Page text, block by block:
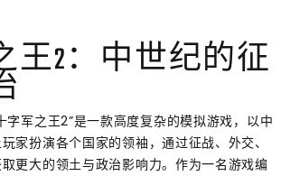
王2：中世纪的征
字军之王2”是一款高度复杂的模拟游戏，以中
家扮演各个国家的领袖，通过征战、外交、
更大的领土与政治影响力。作为一名游戏编